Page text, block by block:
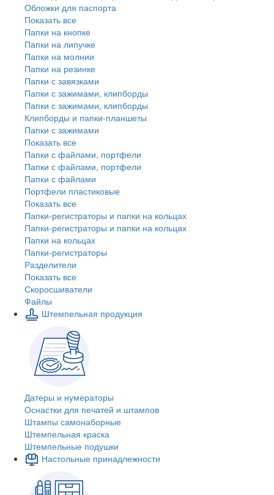
Обложки для паспорта
Показать все
Папки на кнопке
Папки на липучке
Папки на молнии
Папки на резинке
Папки с завязками
Папки с зажимами, клипборды
Папки с зажимами, клипборды
Клипборды и папки-планшеты
Папки с зажимами
Показать все
Папки с файлами, портфели
Папки с файлами, портфели
Папки с файлами
Портфели пластиковые
Показать все
Папки-регистраторы и папки на кольцах
Папки-регистраторы и папки на кольцах
Папки на кольцах
Папки-регистраторы
Разделители
Показать все
Скоросшиватели
Файлы
Штемпельная продукция
Датеры и нумераторы
Оснастки для печатей и штампов
Штампы самонаборные
Штемпельная краска
Штемпельные подушки
Настольные принадлежности